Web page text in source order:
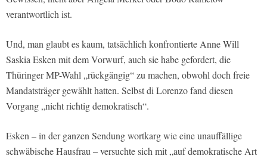
verantwortlich ist.
Und, man glaubt es kaum, tatsächlich konfrontierte Anne Will
Saskia Esken mit dem Vorwurf, auch sie habe gefordert, die
Thüringer MP-Wahl „rückgängig“ zu machen, obwohl doch freie
Mandatsträger gewählt hatten. Selbst di Lorenzo fand diesen
Vorgang „nicht richtig demokratisch“.
Esken – in der ganzen Sendung wortkarg wie eine unauffällige
schwäbische Hausfrau – versuchte sich mit „auf demokratische Art